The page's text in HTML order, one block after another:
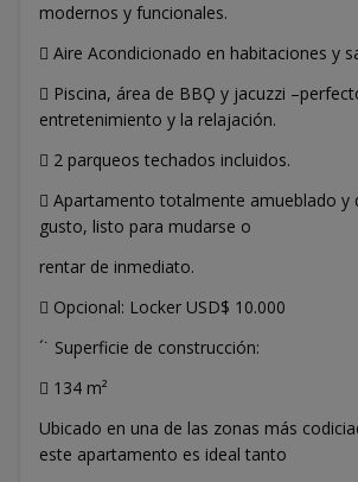
modernos y funcionales.
 Aire Acondicionado en habitaciones y
 Piscina, área de BBǪ y jacuzzi
entretenimiento y la relajación.
 2 parqueos techados incluidos.
 Apartamento totalmente amueblado y
gusto, listo para mudarse o
rentar de inmediato.
 Opcional: Locker USD$ 10.000
´˙ Superficie de construcción:
 134 m²
Ubicado en una de las zonas más
este apartamento es ideal tanto